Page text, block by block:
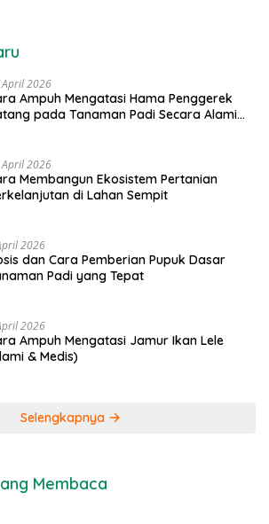
2026
Ampuh Mengatasi Hama Penggerek
pada Tanaman Padi Secara Alami
April 2026
Membangun Ekosistem Pertanian
di Lahan Sempit
2026
dan Cara Pemberian Pupuk Dasar
Padi yang Tepat
2026
Ampuh Mengatasi Jamur Ikan Lele
& Medis)
Selengkapnya
Membaca